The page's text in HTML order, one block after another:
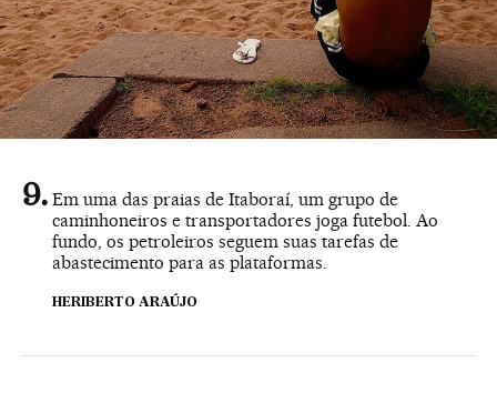
Em uma das praias de Itaboraí, um grupo de
caminhoneiros e transportadores joga futebol. Ao
fundo, os petroleiros seguem suas tarefas de
abastecimento para as plataformas.
HERIBERTO ARAÚJO